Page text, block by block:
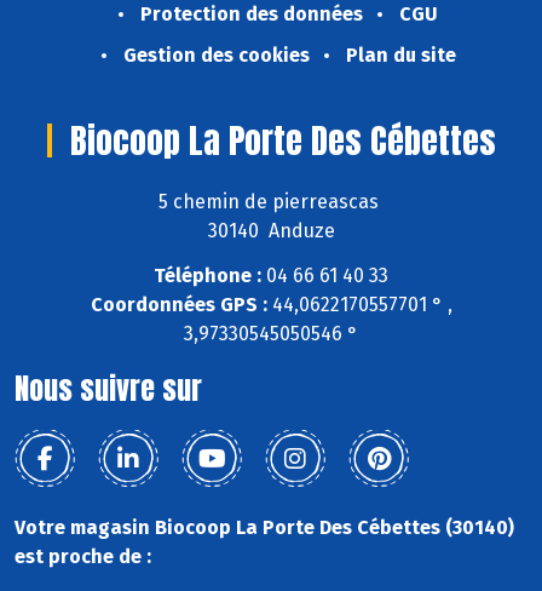
Protection des données
CGU
Gestion des cookies
Plan du site
Biocoop La Porte Des Cébettes
5 chemin de pierreascas
30140 Anduze
Téléphone : 04 66 61 40 33
Coordonnées GPS :44,0622170557701 ° ,
3,97330545050546 °
Nous suivre sur
Votre magasin Biocoop La Porte Des Cébettes (30140)
est proche de :